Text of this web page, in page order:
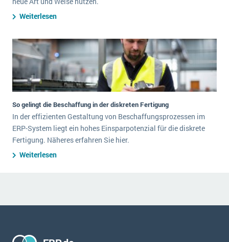
Weiterlesen
So gelingt die Beschaffung in der diskreten Fertigung
In der effizienten Gestaltung von Beschaffungsprozessen im
ERP-System liegt ein hohes Einsparpotenzial für die diskrete
Fertigung. Näheres erfahren Sie hier.
Weiterlesen